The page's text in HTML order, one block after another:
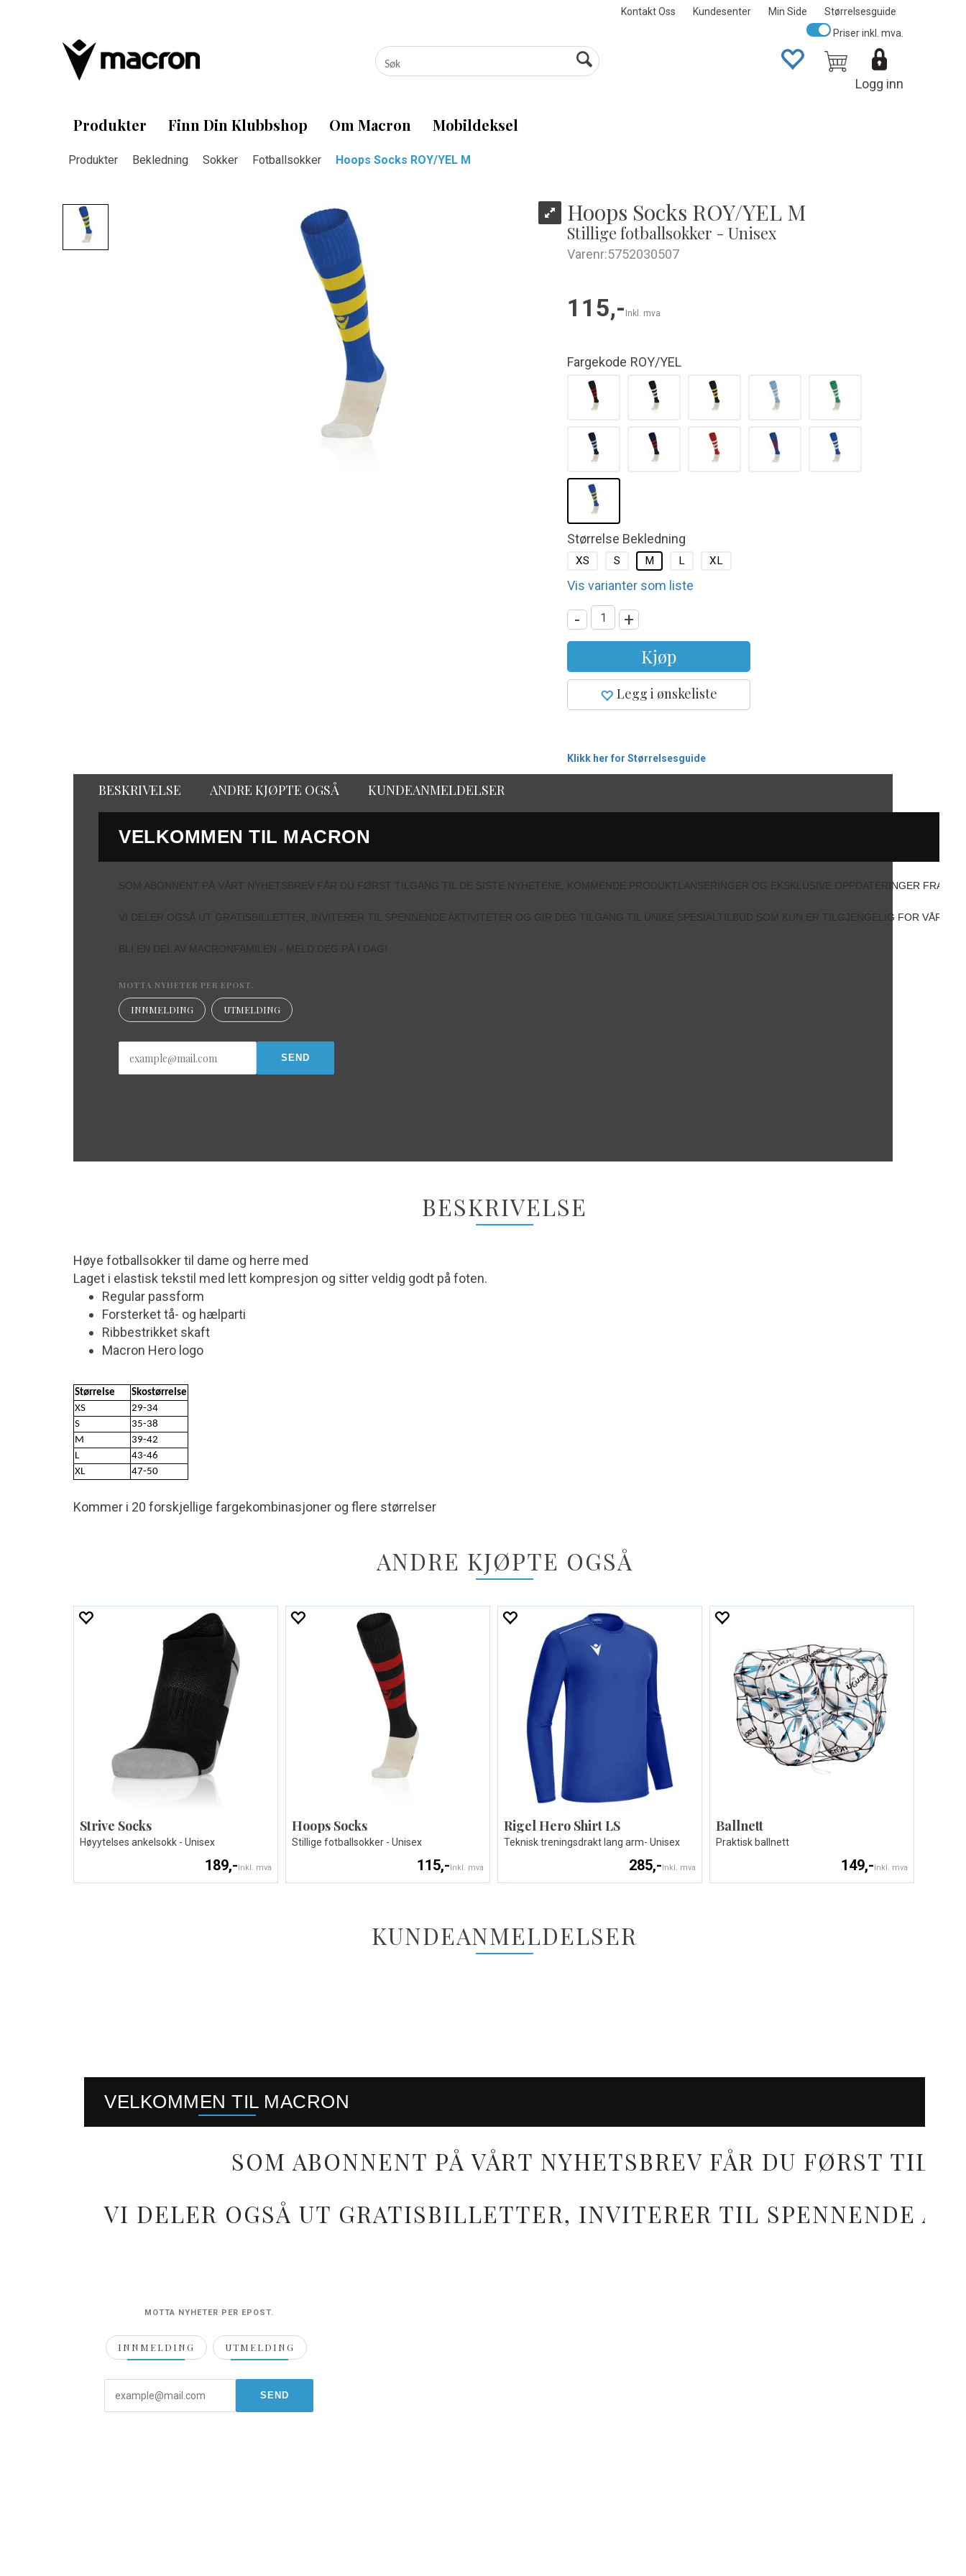
Kontakt Oss Kundesenter Min Side Størrelsesguide
Logg inn
Priser inkl. mva.
Produkter Finn Din Klubbshop Om Macron Mobildeksel
Produkter Bekledning Sokker Fotballsokker Hoops Socks ROY/YEL M
Hoops Socks ROY/YEL M
Stillige fotballsokker - Unisex
Varenr:5752030507
115,- Inkl. mva
Fargekode ROY/YEL
Størrelse Bekledning
XS S M L XL
Vis varianter som liste
- +
Kjøp
Legg i ønskeliste
Klikk her for Størrelsesguide
BESKRIVELSE ANDRE KJØPTE OGSÅ KUNDEANMELDELSER
VELKOMMEN TIL MACRON
SOM ABONNENT PÅ VÅRT NYHETSBREV FÅR DU FØRST TILGANG TIL DE SISTE NYHETENE, KOMMENDE PRODUKTLANSERINGER OG EKSKLUSIVE OPPDATERINGER FRA
VI DELER OGSÅ UT GRATISBILLETTER, INVITERER TIL SPENNENDE AKTIVITETER OG GIR DEG TILGANG TIL UNIKE SPESIALTILBUD SOM KUN ER TILGJENGELIG FOR VÅRE
BLI EN DEL AV MACRONFAMILEN - MELD DEG PÅ I DAG!
MOTTA NYHETER PER EPOST.
INNMELDING UTMELDING
BESKRIVELSE
Høye fotballsokker til dame og herre med
Laget i elastisk tekstil med lett kompresjon og sitter veldig godt på foten.
Regular passform
Forsterket tå- og hælparti
Ribbestrikket skaft
Macron Hero logo
Størrelse
Skostørrelse
XS
29-34
S
35-38
M
39-42
L
43-46
XL
47-50
Kommer i 20 forskjellige fargekombinasjoner og flere størrelser
ANDRE KJØPTE OGSÅ
Strive Socks
Høyytelses ankelsokk - Unisex
189,-Inkl. mva
Hoops Socks
Stillige fotballsokker - Unisex
115,-Inkl. mva
Rigel Hero Shirt LS
Teknisk treningsdrakt lang arm- Unisex
285,-Inkl. mva
Ballnett
Praktisk ballnett
149,-Inkl. mva
KUNDEANMELDELSER
VELKOMMEN TIL MACRON
SOM ABONNENT PÅ VÅRT NYHETSBREV FÅR DU FØRST
VI DELER OGSÅ UT GRATISBILLETTER, INVITERER TIL SPENNENDE
MOTTA NYHETER PER EPOST.
INNMELDING UTMELDING